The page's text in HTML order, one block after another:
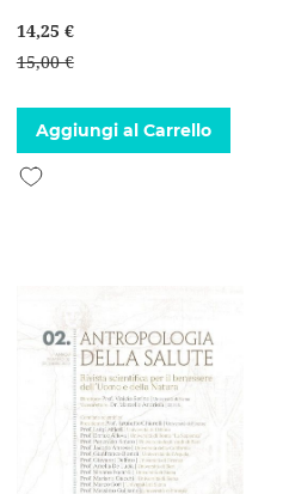
14,25 €
15,00 €
Aggiungi al Carrello
Aggiungi alla lista desideri